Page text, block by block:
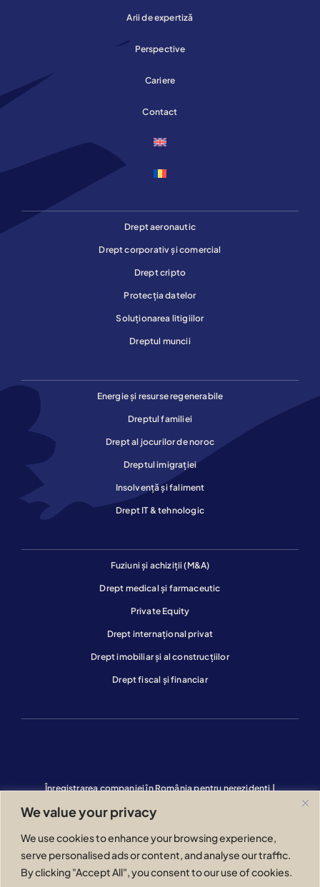
We value your privacy
We use cookies to enhance your browsing experience,
serve personalised ads or content, and analyse our traffic.
By clicking "Accept All", you consent to our use of cookies.
Arii de expertiză
Perspective
Cariere
Contact
Drept aeronautic
Drept corporativ și comercial
Drept cripto
Protecția datelor
Soluționarea litigiilor
Dreptul muncii
Energie și resurse regenerabile
Dreptul familiei
Drept al jocurilor de noroc
Dreptul imigrației
Insolvență și faliment
Drept IT & tehnologic
Fuziuni și achiziții (M&A)
Drept medical și farmaceutic
Private Equity
Drept internațional privat
Drept imobiliar și al construcțiilor
Drept fiscal și financiar
Înregistrarea companiei în România pentru nerezidenți|
Investiții imobiliare în România |
Golden Visa al României